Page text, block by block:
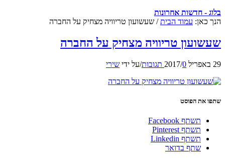
בלוג - חדשות אחרונות
הנך כאן: עמוד הבית / שעשועון טריוויה מצחיק על החברה
שעשועון טריוויה מצחיק על החברה
29 באפריל 2017 /0 תגובות /על ידי שירי
שתפו את הפוסט
תשתף Facebook
תשתף Pinterest
תשתף Linkedin
שתף בדואר